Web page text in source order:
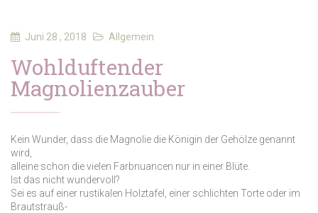
Juni 28 , 2018 Allgemein
Wohlduftender
Magnolienzauber
Kein Wunder, dass die Magnolie die Königin der Gehölze genannt
wird,
alleine schon die vielen Farbnuancen nur in einer Blüte.
Ist das nicht wundervoll?
Sei es auf einer rustikalen Holztafel, einer schlichten Torte oder im
Brautstrauß-